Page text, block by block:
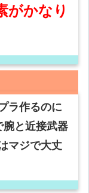
がかなり
ラ作るのに
腕と近接武器
マジで大丈